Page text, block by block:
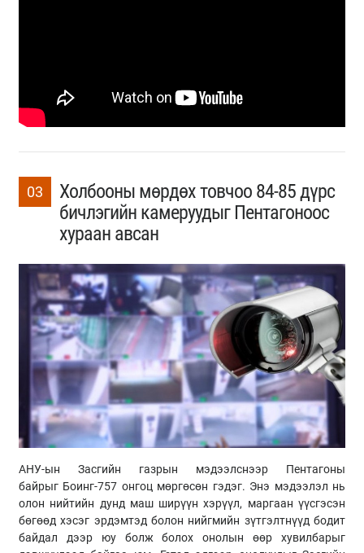
03
Холбооны мөрдөх товчоо 84-85 дүрс
бичлэгийн камеруудыг Пентагоноос
хураан авсан
АНУ-ын Засгийн газрын мэдээлснээр Пентагоны
байрыг Боинг-757 онгоц мөргөсөн гэдэг. Энэ мэдээлэл нь
олон нийтийн дунд маш ширүүн хэрүүл, маргаан үүсгэсэн
бөгөөд хэсэг эрдэмтэд болон нийгмийн зүтгэлтнүүд бодит
байдал дээр юу болж болох онолын өөр хувилбарыг